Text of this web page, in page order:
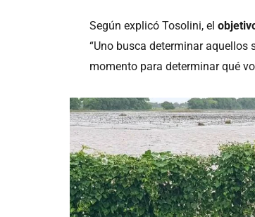
Según explicó Tosolini, el
“Uno busca determinar aquellos
momento para determinar qué